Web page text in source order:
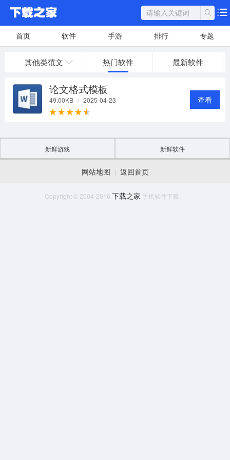
首页 软件 手游 排行 专题
其他类范文 热门软件 最新软件
论文格式模板
49.00KB / 2025-04-23 查看
新鲜游戏 新鲜软件
网站地图 | 返回首页
Copyright © 2004-2016 下载之家 手机软件下载。